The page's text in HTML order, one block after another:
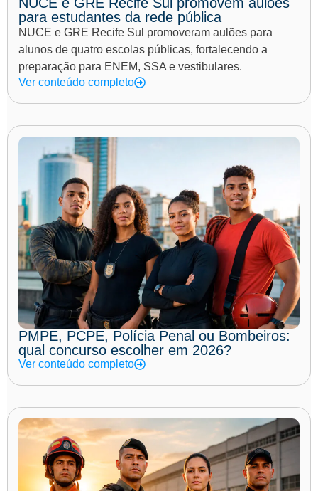
para estudantes da rede pública
NUCE e GRE Recife Sul promoveram aulões para
alunos de quatro escolas públicas, fortalecendo a
preparação para ENEM, SSA e vestibulares.
Ver conteúdo completo
PMPE, PCPE, Polícia Penal ou Bombeiros:
qual concurso escolher em 2026?
Ver conteúdo completo